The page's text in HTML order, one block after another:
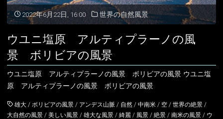
絶
ボ
リ
ビ
ア
2022年6月22日, 16:00 世界の自然風景
ウユニ塩原 アルティプラーノの風
景 ボリビアの風景
ウユニ塩原 アルティプラーノの風景 ボリビアの風景 ウユニ塩
原 アルティプラーノの風景 ボリビアの風景
雄大 /ボリビアの風景 / アンデス山脈 / 自然 /中南米 / 空 /世界の絶景 /
大自然の風景 /美しい風景 /雄大な風景 /綺麗 / 風景 /絶景 /南米の風景 / ウ
アイスランド
アイルランド
アルバニア
アルメニア
イングランド
ウェールズ